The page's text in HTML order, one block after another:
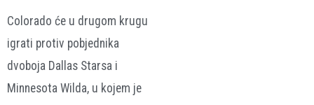
Colorado će u drugom krugu
igrati protiv pobjednika
dvoboja Dallas Starsa i
Minnesota Wilda, u kojem je